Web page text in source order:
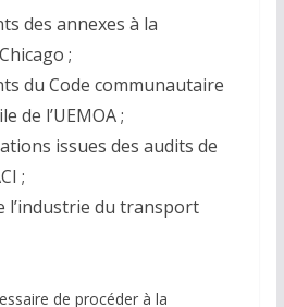
des annexes à la
;
du Code communautaire
de l’UEMOA ;
issues des audits de
;
l’industrie du transport
de procéder à la